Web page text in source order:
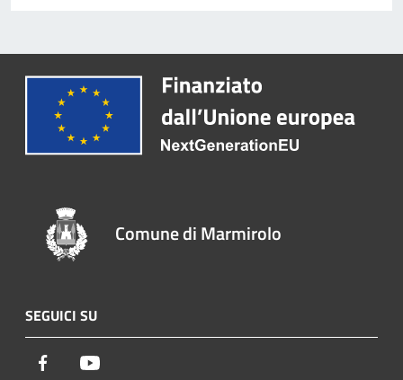
Comune di Marmirolo
SEGUICI SU
Facebook